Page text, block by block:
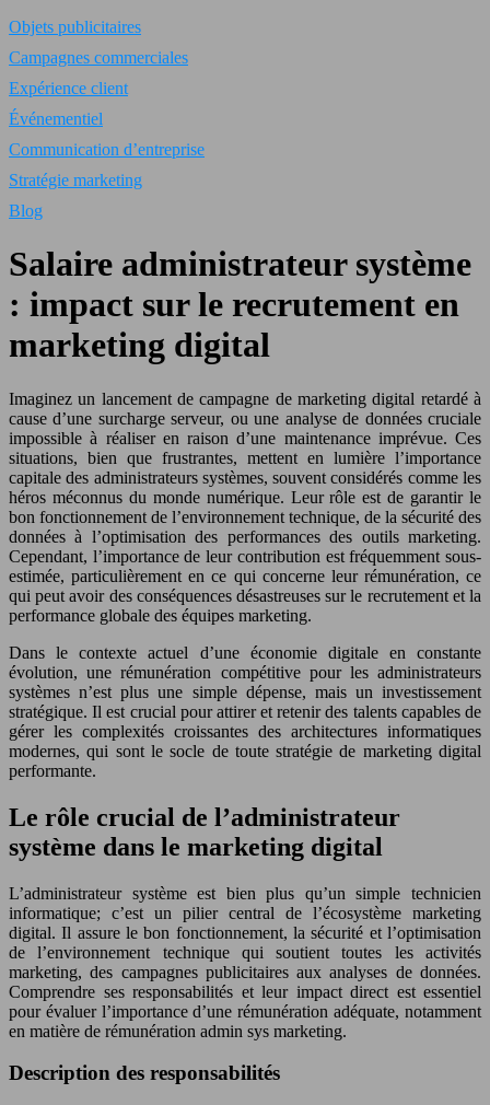
Objets publicitaires
Campagnes commerciales
Expérience client
Événementiel
Communication d’entreprise
Stratégie marketing
Blog
Salaire administrateur système
: impact sur le recrutement en
marketing digital
Imaginez un lancement de campagne de marketing digital retardé à
cause d’une surcharge serveur, ou une analyse de données cruciale
impossible à réaliser en raison d’une maintenance imprévue. Ces
situations, bien que frustrantes, mettent en lumière l’importance
capitale des administrateurs systèmes, souvent considérés comme les
héros méconnus du monde numérique. Leur rôle est de garantir le
bon fonctionnement de l’environnement technique, de la sécurité des
données à l’optimisation des performances des outils marketing.
Cependant, l’importance de leur contribution est fréquemment sous-
estimée, particulièrement en ce qui concerne leur rémunération, ce
qui peut avoir des conséquences désastreuses sur le recrutement et la
performance globale des équipes marketing.
Dans le contexte actuel d’une économie digitale en constante
évolution, une rémunération compétitive pour les administrateurs
systèmes n’est plus une simple dépense, mais un investissement
stratégique. Il est crucial pour attirer et retenir des talents capables de
gérer les complexités croissantes des architectures informatiques
modernes, qui sont le socle de toute stratégie de marketing digital
performante.
Le rôle crucial de l’administrateur
système dans le marketing digital
L’administrateur système est bien plus qu’un simple technicien
informatique; c’est un pilier central de l’écosystème marketing
digital. Il assure le bon fonctionnement, la sécurité et l’optimisation
de l’environnement technique qui soutient toutes les activités
marketing, des campagnes publicitaires aux analyses de données.
Comprendre ses responsabilités et leur impact direct est essentiel
pour évaluer l’importance d’une rémunération adéquate, notamment
en matière de rémunération admin sys marketing.
Description des responsabilités